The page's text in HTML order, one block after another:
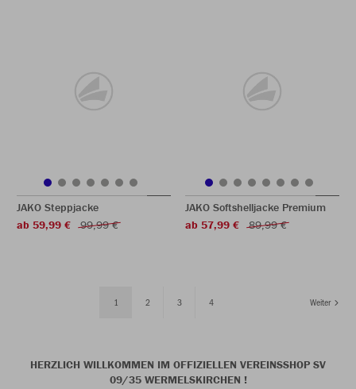
JAKO Steppjacke
ab 59,99 €
99,99 €
JAKO Softshelljacke Premium
ab 57,99 €
89,99 €
1 2 3 4 Weiter
HERZLICH WILLKOMMEN IM OFFIZIELLEN VEREINSSHOP SV
09/35 WERMELSKIRCHEN !